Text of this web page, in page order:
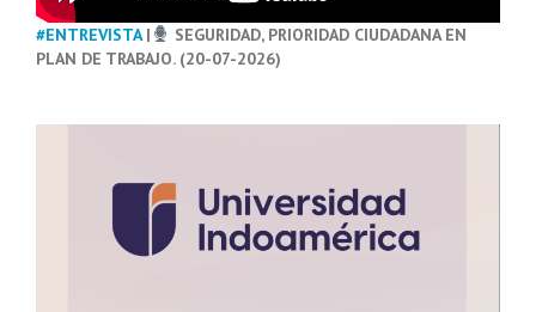
#ENTREVISTA|
SEGURIDAD, PRIORIDAD CIUDADANA EN
PLAN DE TRABAJO. (20-07-2026)